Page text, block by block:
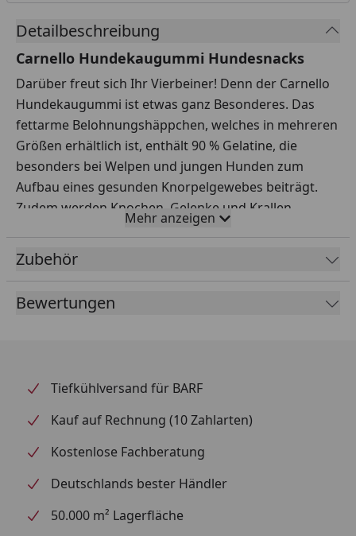
Detailbeschreibung
Carnello Hundekaugummi Hundesnacks
Darüber freut sich Ihr Vierbeiner! Denn der Carnello
Hundekaugummi ist etwas ganz Besonderes. Das
fettarme Belohnungshäppchen, welches in mehreren
Größen erhältlich ist, enthält 90 % Gelatine, die
besonders bei Welpen und jungen Hunden zum
Aufbau eines gesunden Knorpelgewebes beiträgt.
Zudem werden Knochen, Gelenke und Krallen
gestärkt. Auch auf Haut und Fell hat Kollagen eine
positive Wirkung und das bei gerade mal 2,1 % Fett,
was die Leckerlis auch für Hunde mit leichten
wird Ihren Liebling nur am Rande interessieren. Viel
und ist sogar schon für Welpen erhältlich. Mit diesem
Snack geben Sie Ihrem Hund Stück für Stück ganz viel
Mehr anzeigen
Zubehör
Bewertungen
Tiefkühlversand für BARF
Kauf auf Rechnung (10 Zahlarten)
Kostenlose Fachberatung
Deutschlands bester Händler
50.000 m² Lagerfläche